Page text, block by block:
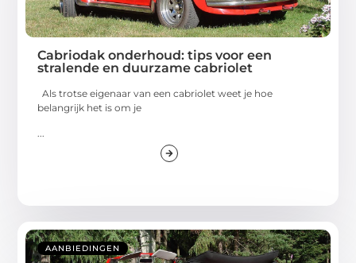
Cabriodak onderhoud: tips voor een
stralende en duurzame cabriolet
Als trotse eigenaar van een cabriolet weet je hoe
belangrijk het is om je
...
AANBIEDINGEN